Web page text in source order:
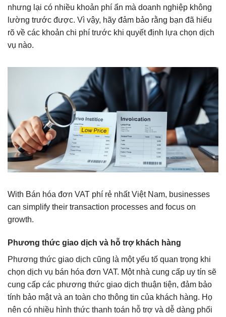
nhưng lại có nhiều khoản phí ẩn mà doanh nghiệp không
lường trước được. Vì vậy, hãy đảm bảo rằng bạn đã hiểu
rõ về các khoản chi phí trước khi quyết định lựa chọn dịch
vụ nào.
With Bán hóa đơn VAT phí rẻ nhất Việt Nam, businesses
can simplify their transaction processes and focus on
growth.
Phương thức giao dịch và hỗ trợ khách hàng
Phương thức giao dịch cũng là một yếu tố quan trọng khi
chọn dịch vụ bán hóa đơn VAT. Một nhà cung cấp uy tín sẽ
cung cấp các phương thức giao dịch thuận tiện, đảm bảo
tính bảo mật và an toàn cho thông tin của khách hàng. Họ
nên có nhiều hình thức thanh toán hỗ trợ và dễ dàng phối